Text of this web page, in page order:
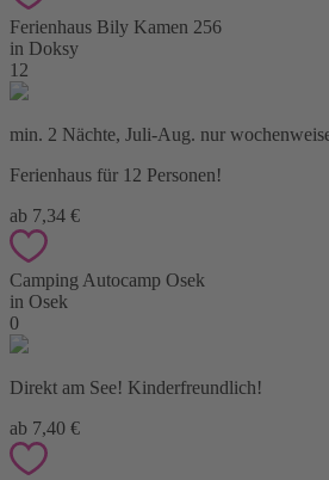
Ferienhaus Bily Kamen 256
in Doksy
12
min. 2 Nächte, Juli-Aug. nur
Ferienhaus für 12 Personen!
ab 7,34 €
Camping Autocamp Osek
in Osek
0
Direkt am See! Kinderfreundlich!
ab 7,40 €